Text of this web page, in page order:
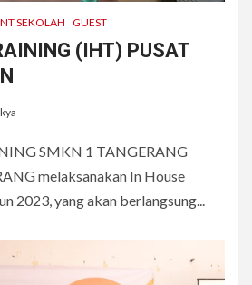
SEKOLAH GUEST
(IHT) PUSAT
SMKN 1 TANGERANG
melaksanakan In House
2023, yang akan berlangsung...